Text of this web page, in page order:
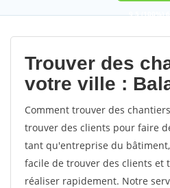
9,5(100%)
votes
Trouver des
votre ville :
Comment trouver des
trouver des clients pour faire
tant qu'entreprise du
facile de trouver des clients et
réaliser rapidement. Notre